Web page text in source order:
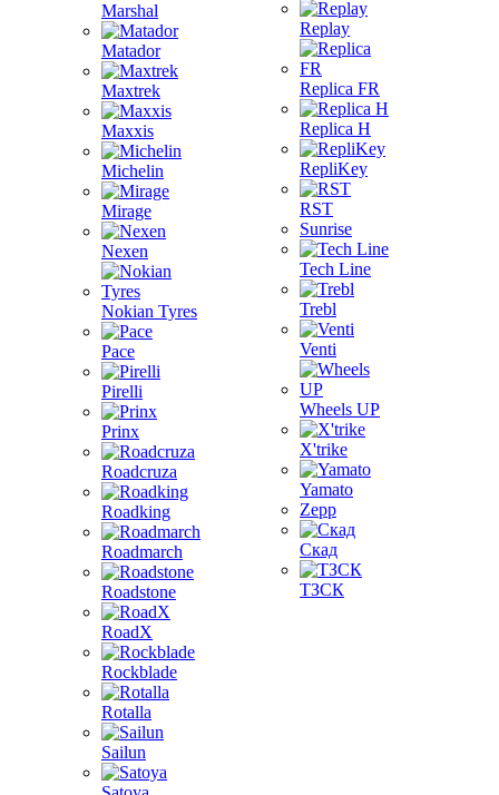
Marshal
Matador
Maxtrek
Maxxis
Michelin
Mirage
Nexen
Nokian Tyres
Pace
Pirelli
Prinx
Roadcruza
Roadking
Roadmarch
Roadstone
RoadX
Rockblade
Rotalla
Sailun
Replay
Replica FR
Replica H
RepliKey
RST
Sunrise
Tech Line
Trebl
Venti
Wheels UP
X'trike
Yamato
Zepp
Скад
ТЗСК